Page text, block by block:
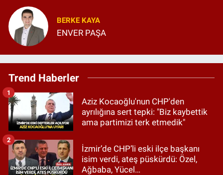
BERKE KAYA
ENVER PAŞA
Trend Haberler
Aziz Kocaoğlu'nun CHP'den
ayrılığına sert tepki: "Biz kaybettik
ama partimizi terk etmedik"
1
İzmir’de CHP’li eski ilçe başkanı
isim verdi, ateş püskürdü: Özel,
Ağbaba, Yücel…
2